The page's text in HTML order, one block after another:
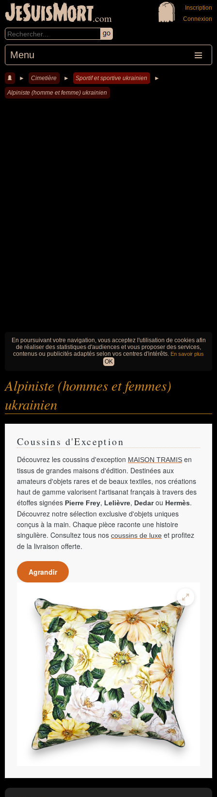
JeSuisMort.com
Menu
Inscription
Connexion
► Cimetière ► Sportif et sportive ukrainien ►
Alpiniste (homme et femme) ukrainien
En poursuivant votre navigation, vous acceptez l'utilisation de cookies afin
de réaliser des statistiques d'audiences et vous proposer des services,
contenus ou publicités adaptés selon vos centres d'intérêts. En savoir plus
OK
Alpiniste (hommes et femmes)
ukrainien
Coussins d'Exception
Découvrez les coussins d'exception MAISON TRAMIS en
tissus de grandes maisons d'édition. Destinées aux
amateurs d'objets rares et de beaux textiles, nos créations
haut de gamme valorisent l'artisanat français à travers des
étoffes signées Pierre Frey, Lelièvre, Dedarou Hermès.
Découvrez notre sélection exclusive d'objets uniques
conçus à la main. Chaque pièce raconte une histoire
singulière. Consultez tous nos coussins de luxe et profitez
de la livraison offerte.
Agrandir